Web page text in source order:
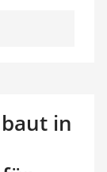
in